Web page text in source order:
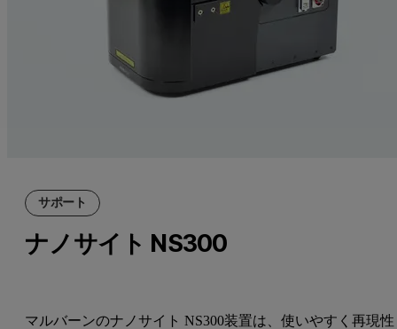
サポート
ナノサイト NS300
マルバーンのナノサイト NS300装置は、使いやすく再現性